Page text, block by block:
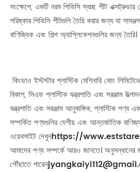
সংক্ষেপে, একটি নরম পিভিসি স্বচ্ছ শীট
পরিষ্কার পিভিসি শীটগুলি তৈরি করার জন্য যা
বাণিজ্যিক এবং শিল্প অ্যাপ্লিকেশনগুলির জন্য তৈরি।
কিংডাও ইস্টস্টার প্লাস্টিক মেশিনারি কোং
বিকাশ, সিএফ প্লাস্টিক যন্ত্রপাতি এবং সরঞ্জাম
যন্ত্রপাতি এবং সরঞ্জাম আনুষাঙ্গিক, প্লাস্টিক পণ্য
সম্পর্কিত পণ্যগুলির দেশীয় এবং আন্তর্জাতিক
ওয়েবসাইট দেখুনhttps://
আমাদের পণ্য সম্পর্কে আরও জানতে।
পৌঁছাতে পারেন